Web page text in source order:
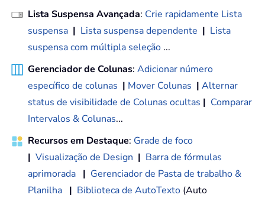
Lista Suspensa Avançada: Crie rapidamente Lista
suspensa | Lista suspensa dependente | Lista
suspensa com múltipla seleção ...
Gerenciador de Colunas: Adicionar número
específico de colunas | Mover Colunas | Alternar
status de visibilidade de Colunas ocultas | Comparar
Intervalos & Colunas...
Recursos em Destaque: Grade de foco
| Visualização de Design | Barra de fórmulas
aprimorada | Gerenciador de Pasta de trabalho &
Planilha | Biblioteca de AutoTexto (Auto